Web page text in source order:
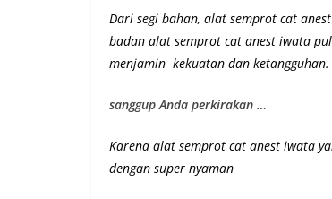
Dari segi bahan, alat semprot cat
badan alat semprot cat anest iwata
menjamin kekuatan dan ketangguhan.
sanggup Anda perkirakan …
Karena alat semprot cat anest iwata
dengan super nyaman